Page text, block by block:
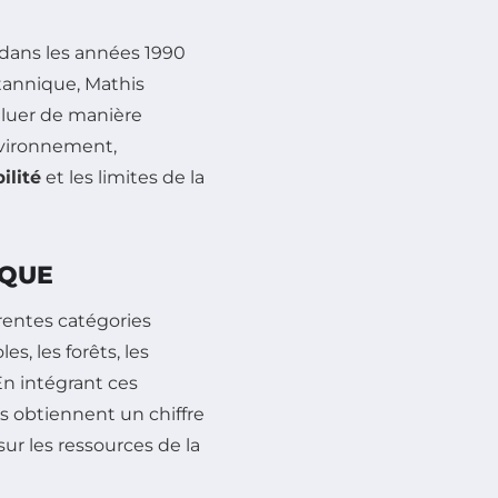
les années 1990
Mathis
de manière
et les limites de la
catégories
les forêts, les
intégrant ces
obtiennent un chiffre
les ressources de la